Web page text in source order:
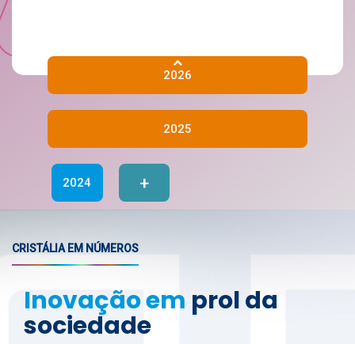
2026
2025
2024 +
CRISTÁLIA EM NÚMEROS
Inovação em prol da
sociedade